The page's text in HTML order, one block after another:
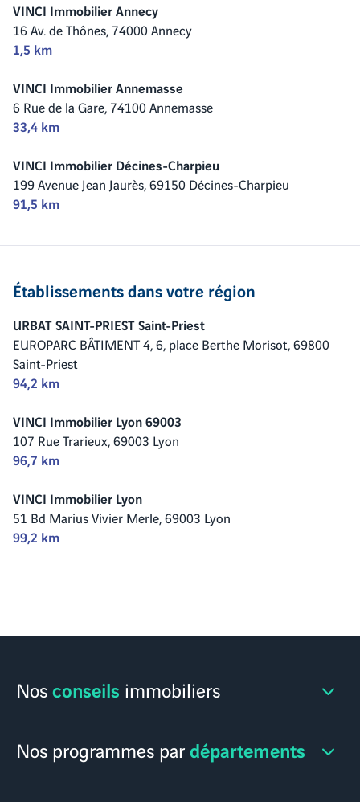
VINCI Immobilier Annecy
16 Av. de Thônes, 74000 Annecy
1,5 km
VINCI Immobilier Annemasse
6 Rue de la Gare, 74100 Annemasse
33,4 km
VINCI Immobilier Décines-Charpieu
199 Avenue Jean Jaurès,69150 Décines-Charpieu
91,5 km
Établissements dans votre région
URBAT SAINT-PRIEST Saint-Priest
EUROPARC BÂTIMENT 4, 6, place Berthe Morisot,69800
Saint-Priest
94,2 km
VINCI Immobilier Lyon 69003
107 Rue Trarieux,69003 Lyon
96,7 km
VINCI Immobilier Lyon
51 Bd Marius Vivier Merle,69003 Lyon
99,2 km
Nosconseils immobiliers
Devenir propriétaire
Nos programmes pardépartements